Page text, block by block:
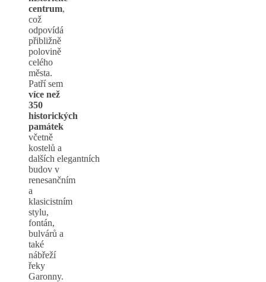
centrum,
což
odpovídá
přibližně
polovině
celého
města.
Patří sem
více než
350
historických
památek
včetně
kostelů a
dalších elegantních
budov v
renesančním
a
klasicistním
stylu,
fontán,
bulvárů a
také
nábřeží
řeky
Garonny.